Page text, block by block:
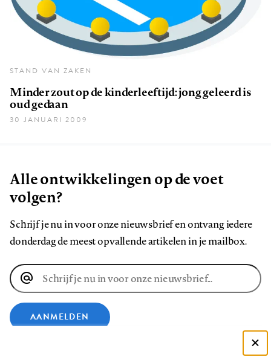
STAND VAN ZAKEN
Minder zout op de kinderleeftijd: jong geleerd is
oud gedaan
30 JANUARI 2009
Alle ontwikkelingen op de voet
volgen?
Schrijf je nu in voor onze nieuwsbrief en ontvang iedere
donderdag de meest opvallende artikelen in je mailbox.
E-
mailadres
AANMELDEN